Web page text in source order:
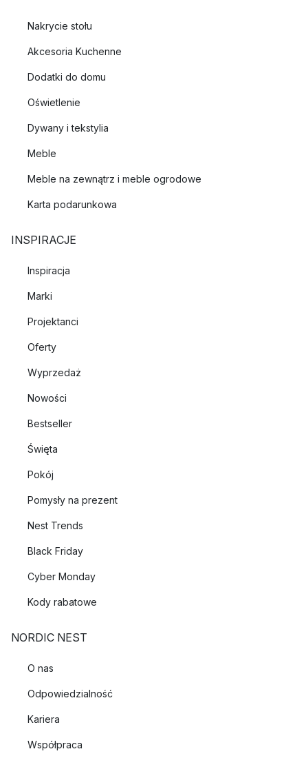
Nakrycie stołu
Akcesoria Kuchenne
Dodatki do domu
Oświetlenie
Dywany i tekstylia
Meble
Meble na zewnątrz i meble ogrodowe
Karta podarunkowa
INSPIRACJE
Inspiracja
Marki
Projektanci
Oferty
Wyprzedaż
Nowości
Bestseller
Święta
Pokój
Pomysły na prezent
Nest Trends
Black Friday
Cyber Monday
Kody rabatowe
NORDIC NEST
O nas
Odpowiedzialność
Kariera
Współpraca